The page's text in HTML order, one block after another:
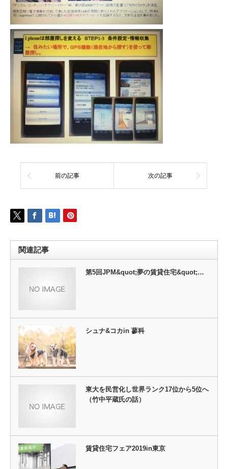
前の記事 次の記事
関連記事
第5回JPM&quot;夢の賃貸住宅&quot;…
シュナ&コカin 蓼科
東大を民営化し世界ランク17位から5位へ
（竹中平蔵氏の話）
賃貸住宅フェア2019in東京